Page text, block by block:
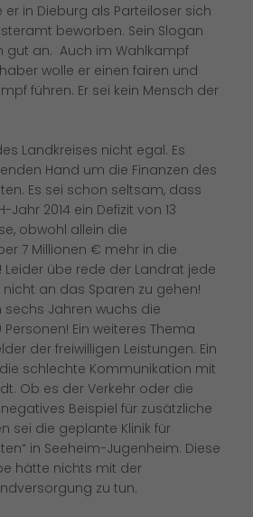
er in Dieburg als Parteiloser sich
beworben. Sein Slogan
gut an. Auch im Wahlkampf
wolle er einen fairen und
führen. Er sei kein Mensch der
Landkreises nicht egal. Es
Hand um die Finanzen des
Es sei schon seltsam, dass
Jahr 2014 ein Defizit von 13
obwohl allein die
7 Millionen € mehr in die
Leider übe rede der Landrat jede
nicht an das Sparen zu gehen!
sechs Jahren wuchs die
Ein weiteres Thema
der freiwilligen Leistungen. Ein
schlechte Kommunikation mit
Ob es der Verkehr oder die
Beispiel für zusätzliche
sei die geplante Klinik für
in Seeheim-Jugenheim. Diese
hätte nichts mit der
zu tun.